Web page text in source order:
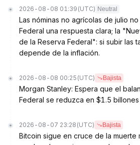
2026-08-08 01:39 (UTC) Neutral
Las nóminas no agrícolas de julio
Federal una respuesta clara; la
de la Reserva Federal": si subir las
depende de la inflación.
2026-08-08 00:25 (UTC) Bajista
Morgan Stanley: Espera que el
Federal se reduzca en $1.5 billones
2026-08-07 23:28 (UTC) Bajista
Bitcoin sigue en cruce de la muerte